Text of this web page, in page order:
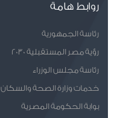
روابط هامة
رئاسة الجمهورية
رؤية مصر المستقبلية 2030
رئاسة مجلس الوزراء
خدمات وزارة الصحة والسكان
بوابة الحكومة المصرية